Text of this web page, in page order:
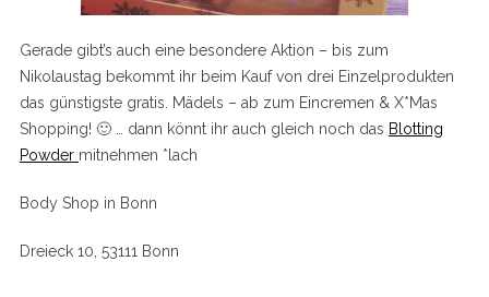
Gerade gibt’s auch eine besondere Aktion – bis zum
Nikolaustag bekommt ihr beim Kauf von drei Einzelprodukten
das günstigste gratis. Mädels – ab zum Eincremen & X*Mas
Shopping! 🙂 … dann könnt ihr auch gleich noch das Blotting
Powder mitnehmen *lach
Body Shop in Bonn
Dreieck 10, 53111 Bonn